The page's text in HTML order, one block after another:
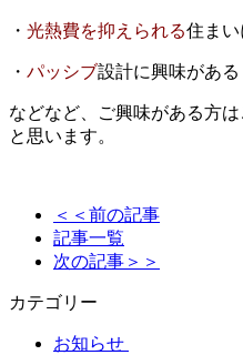
・ 光熱費を抑えられる住ま
・ パッシブ設計に興味がある
などなど、ご興味がある方
と思います。
＜＜前の記事
記事一覧
次の記事＞＞
カテゴリー
お知らせ